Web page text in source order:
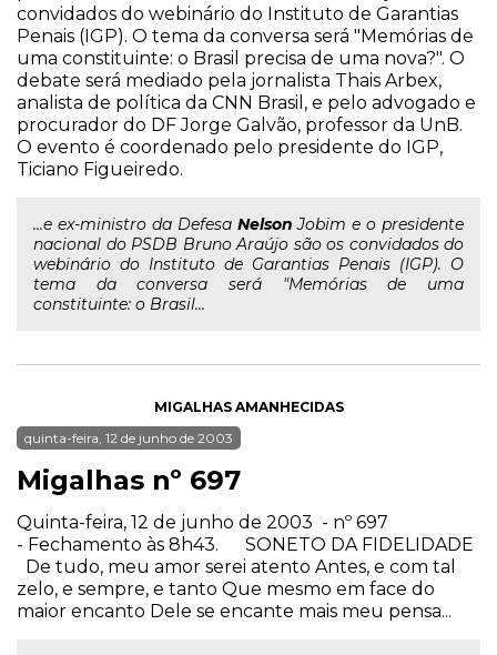
convidados do webinário do Instituto de Garantias
Penais (IGP). O tema da conversa será "Memórias de
uma constituinte: o Brasil precisa de uma nova?". O
debate será mediado pela jornalista Thais Arbex,
analista de política da CNN Brasil, e pelo advogado e
procurador do DF Jorge Galvão, professor da UnB.
O evento é coordenado pelo presidente do IGP,
Ticiano Figueiredo.
...e ex-ministro da Defesa Nelson Jobim e o presidente
nacional do PSDB Bruno Araújo são os convidados do
webinário do Instituto de Garantias Penais (IGP). O
tema da conversa será "Memórias de uma
constituinte: o Brasil...
MIGALHAS AMANHECIDAS
quinta-feira, 12 de junho de 2003
Migalhas nº 697
Quinta-feira, 12 de junho de 2003 - nº 697
- Fechamento às 8h43. SONETO DA FIDELIDADE
De tudo, meu amor serei atento Antes, e com tal
zelo, e sempre, e tanto Que mesmo em face do
maior encanto Dele se encante mais meu pensa...